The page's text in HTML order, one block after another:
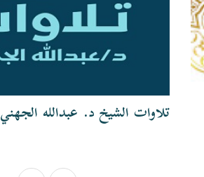
تلاوات الشيخ د. عبدالله الجهني